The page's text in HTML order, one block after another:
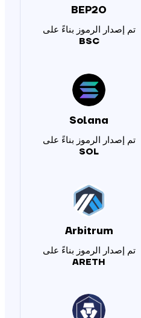
BEP20
تم إصدار الرموز بناءً على
BSC
Solana
تم إصدار الرموز بناءً على
SOL
Arbitrum
تم إصدار الرموز بناءً على
ARETH